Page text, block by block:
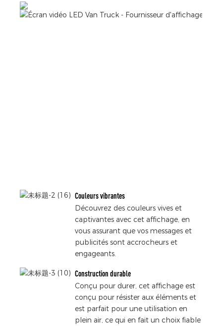
Couleurs vibrantes
Découvrez des couleurs vives et
captivantes avec cet affichage, en
vous assurant que vos messages et
publicités sont accrocheurs et
engageants.
Construction durable
Conçu pour durer, cet affichage est
conçu pour résister aux éléments et
est parfait pour une utilisation en
plein air, ce qui en fait un choix fiable